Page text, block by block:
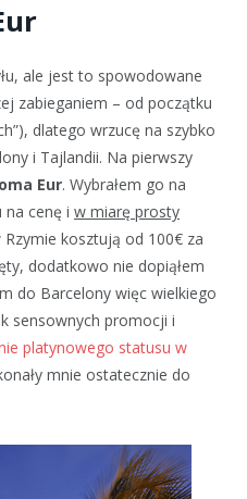
ale jest to spowodowane
zabieganiem – od początku
dlatego wrzucę na szybko
i Tajlandii. Na pierwszy
Eur. Wybrałem go na
na cenę i w miarę prosty
kosztują od 100€ za
dodatkowo nie dopiąłem
do Barcelony więc wielkiego
sensownych promocji i
platynowego statusu w
mnie ostatecznie do